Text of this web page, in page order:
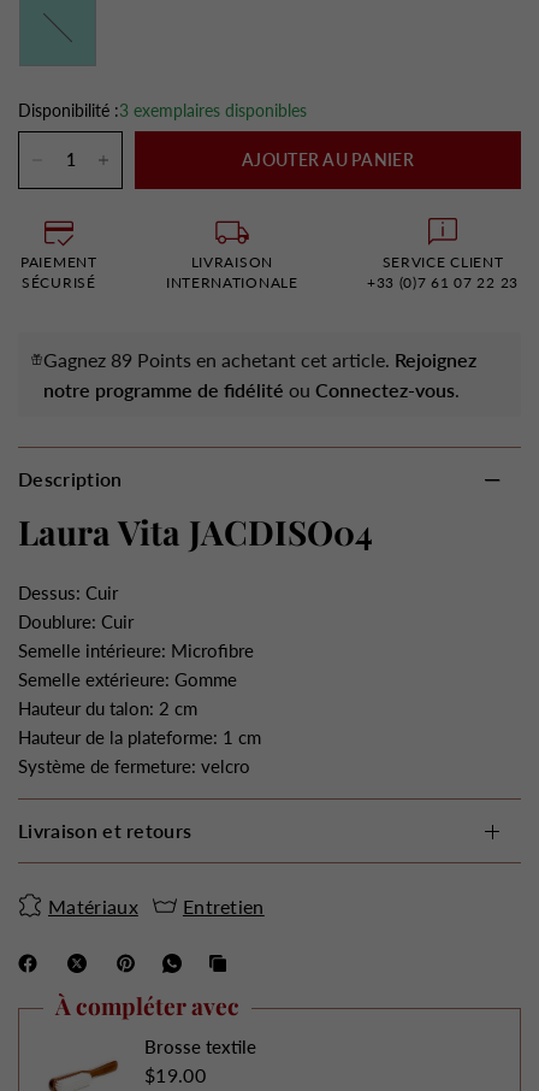
Disponibilité :3 exemplaires disponibles
AJOUTER AU PANIER
PAIEMENT
SÉCURISÉ
LIVRAISON
INTERNATIONALE
SERVICE CLIENT
+33 (0)7 61 07 22 23
Gagnez 89 Points en achetant cet article. Rejoignez
notre programme de fidélité ouConnectez-vous.
Description
Laura Vita JACDISO04
Dessus: Cuir
Doublure: Cuir
Semelle intérieure: Microfibre
Semelle extérieure: Gomme
Hauteur du talon: 2 cm
Hauteur de la plateforme: 1 cm
Système de fermeture: velcro
Livraison et retours
Matériaux Entretien
À compléter avec
Brosse textile
$19.00